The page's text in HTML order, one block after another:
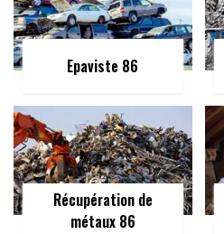
Epaviste 86
Récupération de
métaux 86